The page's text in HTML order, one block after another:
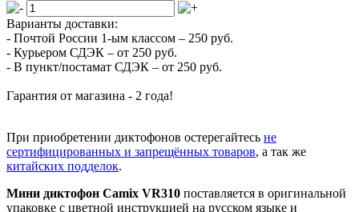
Варианты доставки:
- Почтой России 1-ым классом – 250 руб.
- Курьером СДЭК – от 250 руб.
- В пункт/постамат СДЭК – от 250 руб.
Гарантия от магазина - 2 года!
При приобретении диктофонов остерегайтесь не
сертифицированных и запрещённых товаров, а так же
китайских подделок.
Мини диктофон Camix VR310 поставляется в оригинальной
упаковке с цветной инструкцией на русском языке и